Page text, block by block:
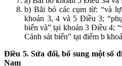
b) Bãi bỏ các cụm từ: “và
khoản 3, 4 và 5 Điều 3;
biển và” tại khoản 3 Điều 4;
Cảnh sát biển” tại điểm b
Điều 5. Sửa đổi, bổ sung một số
Nam